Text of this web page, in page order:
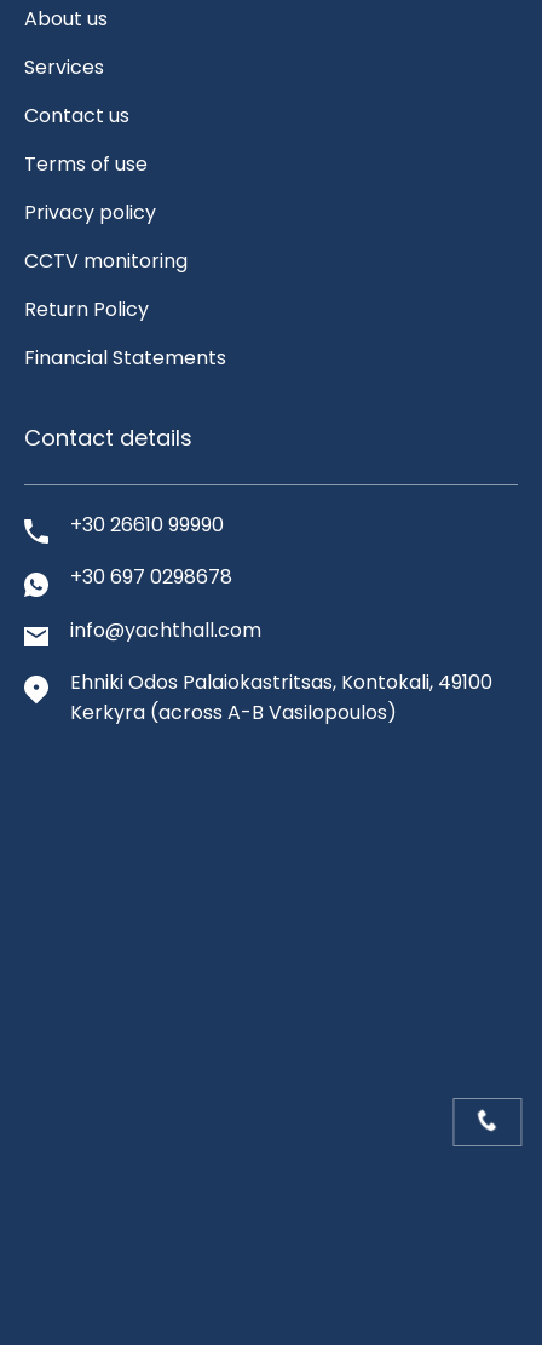
About us
Services
Contact us
Terms of use
Privacy policy
CCTV monitoring
Return Policy
Financial Statements
Contact details
+30 26610 99990
+30 697 0298678
info@yachthall.com
Ehniki Odos Palaiokastritsas, Kontokali, 49100
Kerkyra (across A-B Vasilopoulos)